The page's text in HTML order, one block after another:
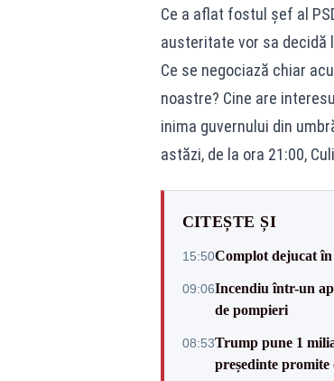
Ce a aflat fostul șef al
austeritate vor sa decidă
Ce se negociază chiar
noastre? Cine are
inima guvernului din
astăzi, de la ora 21:00,
CITEȘTE ȘI
15:50Complot dejucat
09:06Incendiu într-un
de pompieri
08:53Trump pune 1
președinte promite